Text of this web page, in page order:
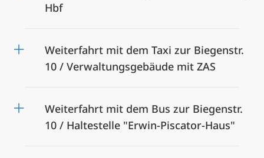
Hbf
Weiterfahrt mit dem Taxi zur Biegenstr.
10 / Verwaltungsgebäude mit ZAS
Weiterfahrt mit dem Bus zur Biegenstr.
10 / Haltestelle "Erwin-Piscator-Haus"